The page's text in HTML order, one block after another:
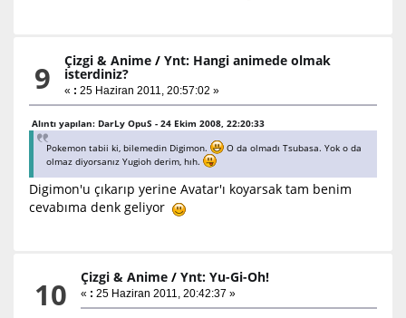
9 Çizgi & Anime /Ynt: Hangi animede olmak
isterdiniz?
« : 25 Haziran 2011, 20:57:02 »
Alıntı yapılan: DarLy OpuS - 24 Ekim 2008, 22:20:33
Pokemon tabii ki, bilemedin Digimon.
O da olmadı Tsubasa. Yok o da
olmaz diyorsanız Yugioh derim, hıh.
Digimon'u çıkarıp yerine Avatar'ı koyarsak tam benim
cevabıma denk geliyor
10 Çizgi & Anime /Ynt: Yu-Gi-Oh!
« : 25 Haziran 2011, 20:42:37 »